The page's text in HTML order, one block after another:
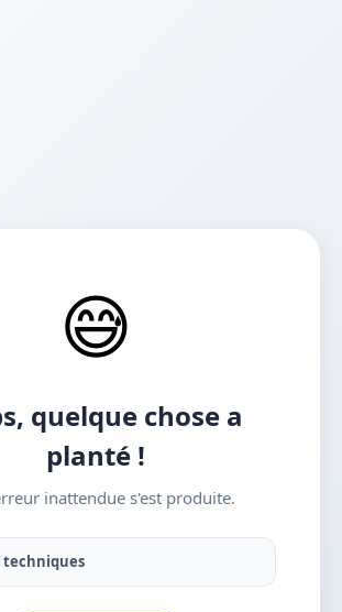
😅
quelque chose a
planté !
inattendue s'est produite.
techniques